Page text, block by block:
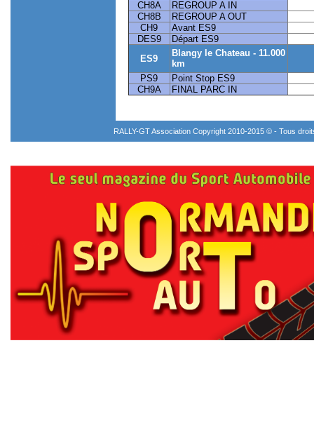
CH8A
REGROUP A IN
CH8B
REGROUP A OUT
CH9
Avant ES9
DES9
Départ ES9
ES9
Blangy le Chateau - 11.000
km
PS9
Point Stop ES9
CH9A
FINAL PARC IN
RALLY-GT Association Copyright 2010-2015 © - Tous